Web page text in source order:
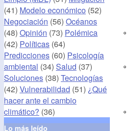
(41) Modelo económico (52)
Negociación (56) Océanos
(48) Opinión (73) Polémica
(42) Políticas (64)
Predicciones (60) Psicología
ambiental (34) Salud (37)
Soluciones (38) Tecnologías
(42) Vulnerabilidad (51) ¿Qué
hacer ante el cambio
climático? (36)
Lo más leído